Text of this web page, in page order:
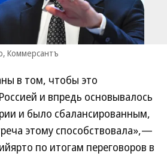
Коммерсантъ
в том, чтобы это
и впредь основывалось
и было сбалансированным,
этому способствовала»,—
по итогам переговоров в